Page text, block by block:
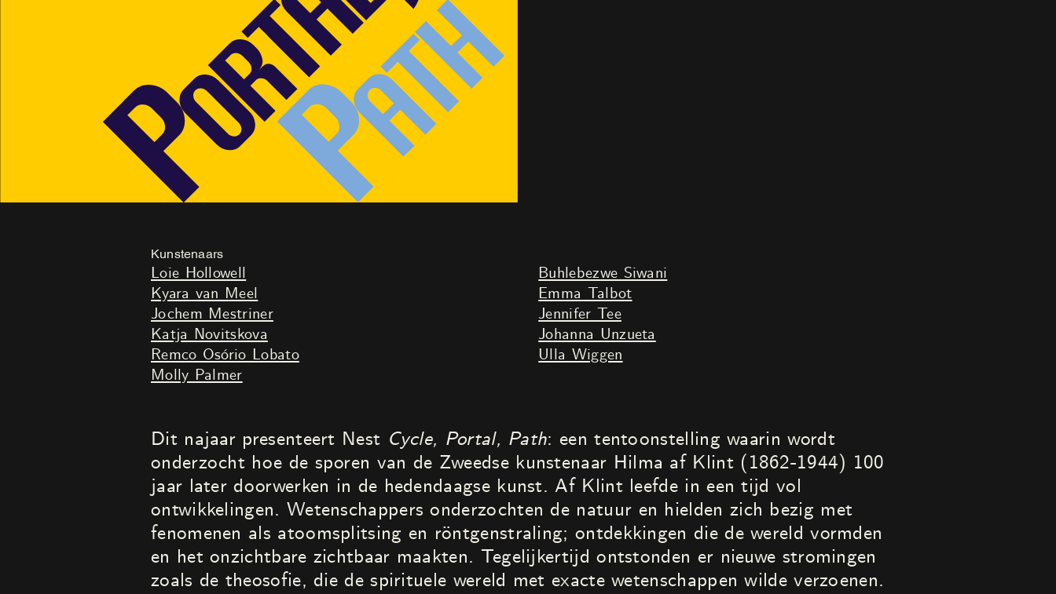
Kunstenaars
Loie Hollowell
Kyara van Meel
Jochem Mestriner
Katja Novitskova
Remco Osório Lobato
Molly Palmer
Buhlebezwe Siwani
Emma Talbot
Jennifer Tee
Johanna Unzueta
Ulla Wiggen
Dit najaar presenteert Nest Cycle, Portal, Path: een tentoonstelling waarin wordt
onderzocht hoe de sporen van de Zweedse kunstenaar Hilma af Klint (1862-1944) 100
jaar later doorwerken in de hedendaagse kunst. Af Klint leefde in een tijd vol
ontwikkelingen. Wetenschappers onderzochten de natuur en hielden zich bezig met
fenomenen als atoomsplitsing en röntgenstraling; ontdekkingen die de wereld vormden
en het onzichtbare zichtbaar maakten. Tegelijkertijd ontstonden er nieuwe stromingen
zoals de theosofie, die de spirituele wereld met exacte wetenschappen wilde verzoenen.